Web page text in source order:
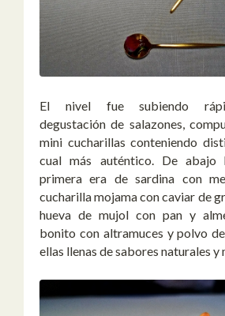
El nivel fue subiendo
degustación de salazones,
mini cucharillas conteniendo
cual más auténtico. De abajo
primera era de sardina con
cucharilla mojama con caviar de
hueva de mujol con pan y
bonito con altramuces y polvo
ellas llenas de sabores naturales y